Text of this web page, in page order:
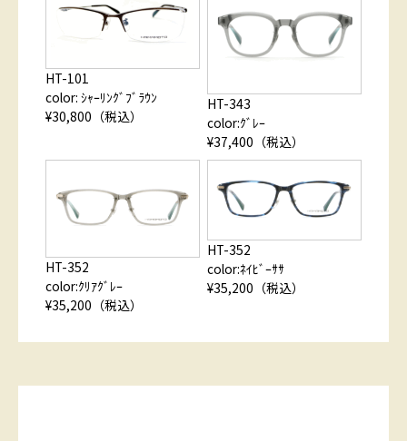
HT-101
color: ｼｬｰﾘﾝｸﾞﾌﾞﾗｳﾝ
¥30,800（税込）
HT-343
color:ｸﾞﾚｰ
¥37,400（税込）
HT-352
color:ｸﾘｱｸﾞﾚｰ
¥35,200（税込）
HT-352
color:ﾈｲﾋﾞｰｻｻ
¥35,200（税込）